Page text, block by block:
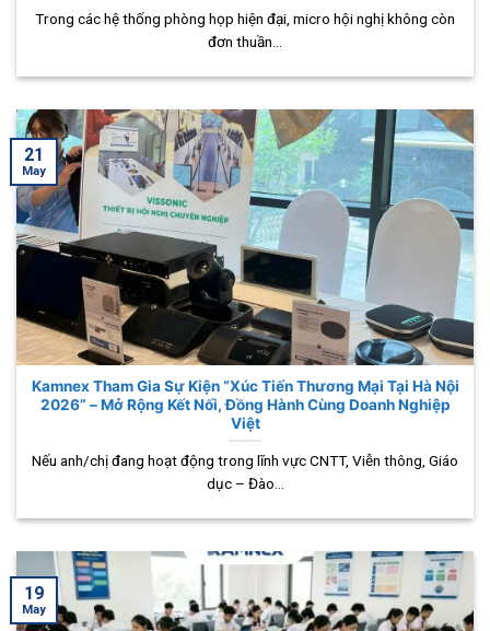
Trong các hệ thống phòng họp hiện đại, micro hội nghị không còn
đơn thuần...
Kamnex Tham Gia Sự Kiện “Xúc Tiến Thương Mại Tại Hà Nội
2026” – Mở Rộng Kết Nối, Đồng Hành Cùng Doanh Nghiệp
Việt
Nếu anh/chị đang hoạt động trong lĩnh vực CNTT, Viễn thông, Giáo
dục – Đào...
21
May
19
May